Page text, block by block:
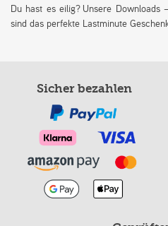
Du hast es eilig? Unsere
sind das perfekte Lastminute
Sicher bezahlen